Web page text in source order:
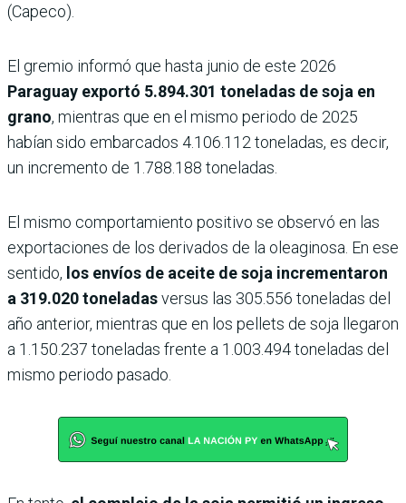
(Capeco).
El gremio informó que hasta junio de este 2026
Paraguay exportó 5.894.301 toneladas de soja en
grano, mientras que en el mismo periodo de 2025
habían sido embarcados 4.106.112 toneladas, es decir,
un incremento de 1.788.188 toneladas.
El mismo comportamiento positivo se observó en las
exportaciones de los derivados de la oleaginosa. En ese
sentido, los envíos de aceite de soja incrementaron
a 319.020 toneladasversus las 305.556 toneladas del
año anterior, mientras que en los pellets de soja llegaron
a 1.150.237 toneladas frente a 1.003.494 toneladas del
mismo periodo pasado.